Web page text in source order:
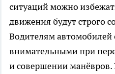
ситуаций можно
движения будут строго
Водителям автомобилей
внимательными при
и совершении манёвров.